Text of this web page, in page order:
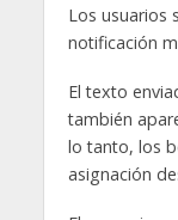
Los usuarios
notificación
El texto
también
lo tanto, los
asignación